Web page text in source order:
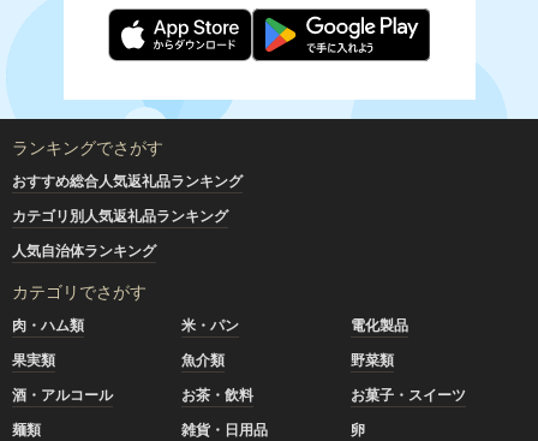
ランキングでさがす
おすすめ総合人気返礼品ランキング
カテゴリ別人気返礼品ランキング
人気自治体ランキング
カテゴリでさがす
肉・ハム類 米・パン
電化製品
果実類
魚介類
野菜類
酒・アルコール
お茶・飲料
お菓子・スイーツ
麺類
雑貨・日用品
卵